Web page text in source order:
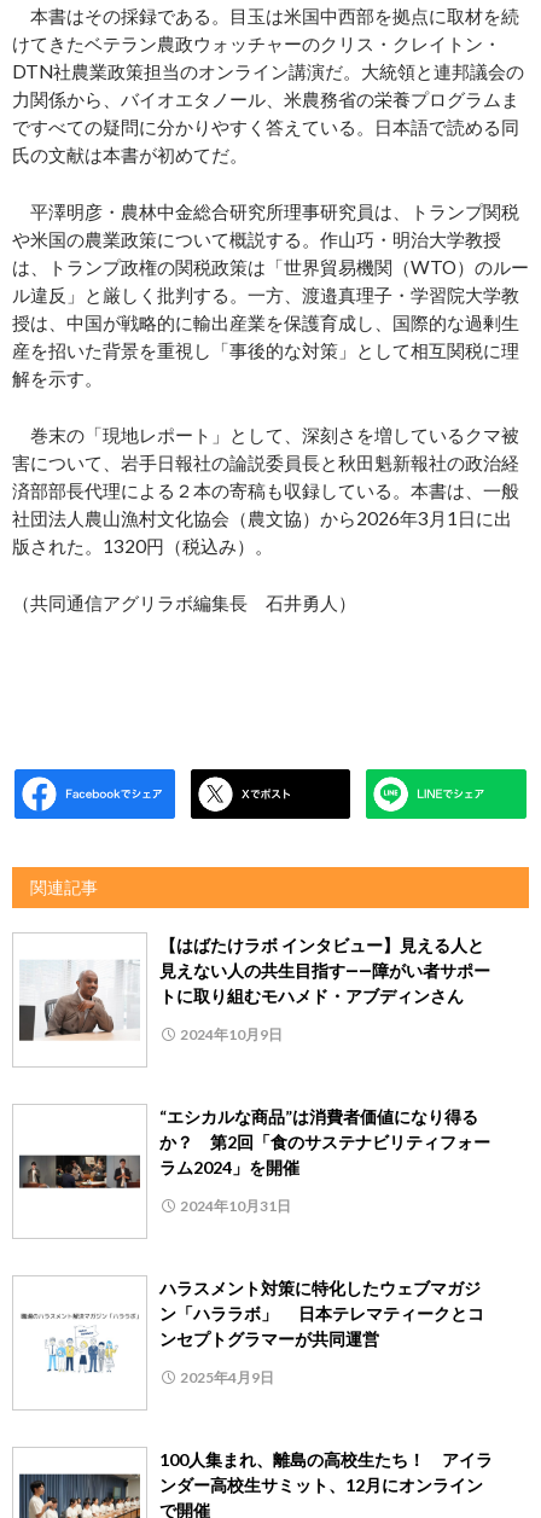
本書はその採録である。目玉は米国中西部を拠点に取材を続
けてきたベテラン農政ウォッチャーのクリス・クレイトン・
DTN社農業政策担当のオンライン講演だ。大統領と連邦議会の
力関係から、バイオエタノール、米農務省の栄養プログラムま
ですべての疑問に分かりやすく答えている。日本語で読める同
氏の文献は本書が初めてだ。
平澤明彦・農林中金総合研究所理事研究員は、トランプ関税
や米国の農業政策について概説する。作山巧・明治大学教授
は、トランプ政権の関税政策は「世界貿易機関（WTO）のルー
ル違反」と厳しく批判する。一方、渡邉真理子・学習院大学教
授は、中国が戦略的に輸出産業を保護育成し、国際的な過剰生
産を招いた背景を重視し「事後的な対策」として相互関税に理
解を示す。
巻末の「現地レポート」として、深刻さを増しているクマ被
害について、岩手日報社の論説委員長と秋田魁新報社の政治経
済部部長代理による２本の寄稿も収録している。本書は、一般
社団法人農山漁村文化協会（農文協）から2026年3月1日に出
版された。1320円（税込み）。
（共同通信アグリラボ編集長 石井勇人）
関連記事
【はばたけラボ インタビュー】見える人と
見えない人の共生目指す――障がい者サポー
トに取り組むモハメド・アブディンさん
2024年10月9日
“エシカルな商品”は消費者価値になり得る
か？ 第2回「食のサステナビリティフォー
ラム2024」を開催
2024年10月31日
ハラスメント対策に特化したウェブマガジ
ン「ハララボ」 日本テレマティークとコ
ンセプトグラマーが共同運営
2025年4月9日
100人集まれ、離島の高校生たち！ アイラ
ンダー高校生サミット、12月にオンライン
で開催